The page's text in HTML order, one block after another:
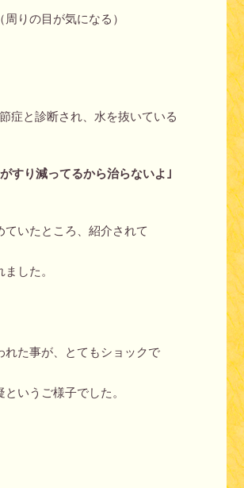
りの目が気になる）
症と診断され、水を抜いている
すり減ってるから治らないよ｣
ていたところ、紹介されて
した。
れた事が、とてもショックで
いうご様子でした。